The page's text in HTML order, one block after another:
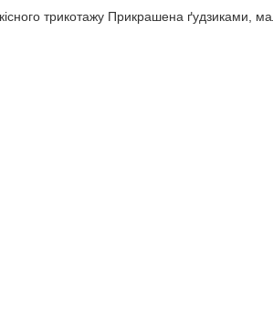
трикотажу Прикрашена ґудзиками,